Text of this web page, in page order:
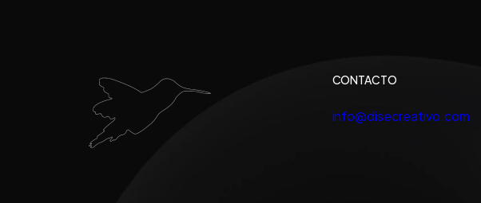
CONTACTO
info@disecreativo.com